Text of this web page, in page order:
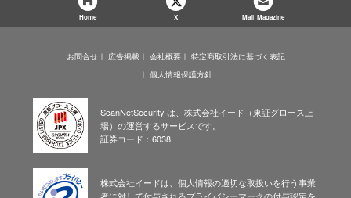
Home X Mail Magazine
お問合せ 広告掲載 会社概要
特定商取引法に基づく表記
個人情報保護方針
ScanNetSecurity は、株式会社イード（東証グロース上
場）の運営するサービスです。
証券コード：6038
株式会社イードは、個人情報の適切な取扱いを行う事業